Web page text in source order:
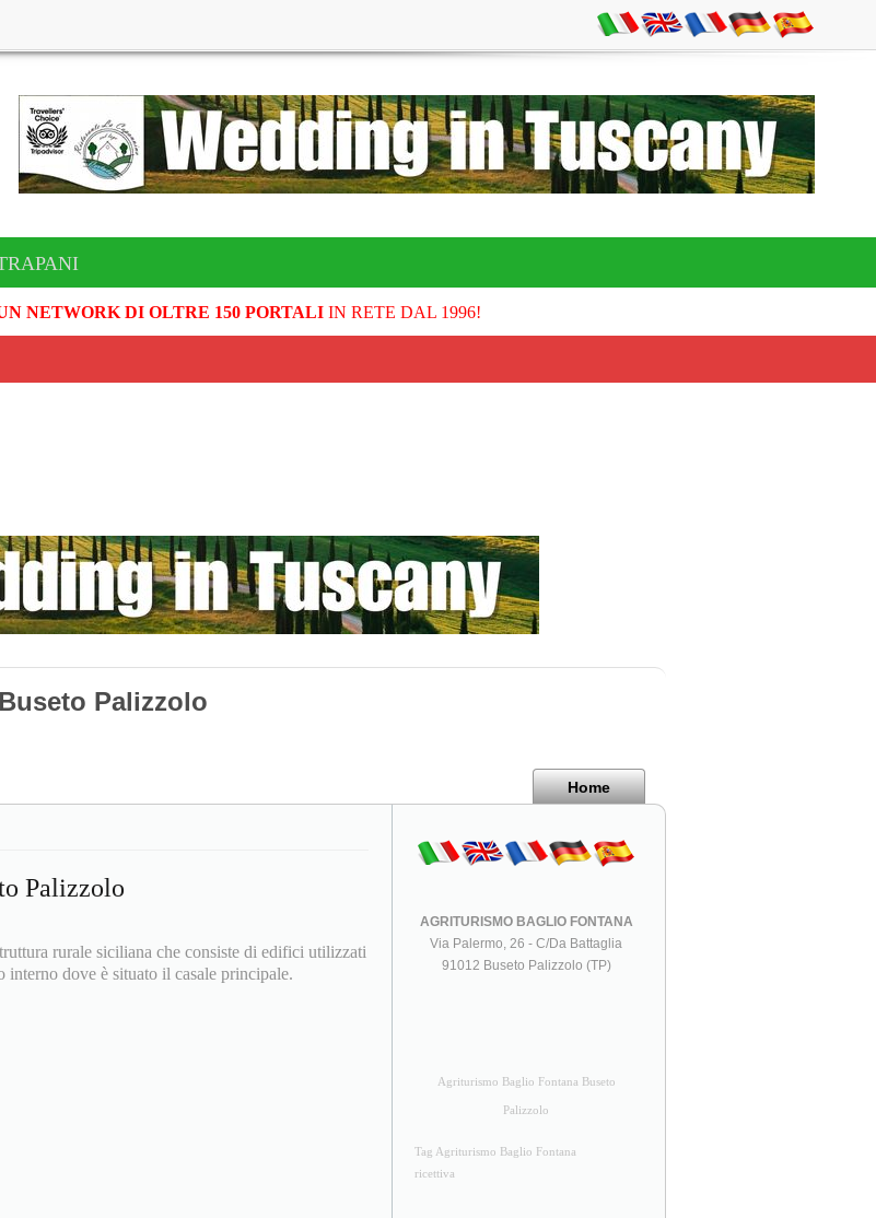
NETWORK DI OLTRE 150 PORTALIIN RETE DAL 1996!
Palizzolo
Home
Palizzolo
rurale siciliana che consiste di edifici utilizzati
dove è situato il casale principale.
AGRITURISMO BAGLIO FONTANA
Via Palermo, 26 - C/Da Battaglia
91012 Buseto Palizzolo (TP)
Agriturismo Baglio Fontana Buseto
Palizzolo
Tag Agriturismo Baglio Fontana
ricettiva